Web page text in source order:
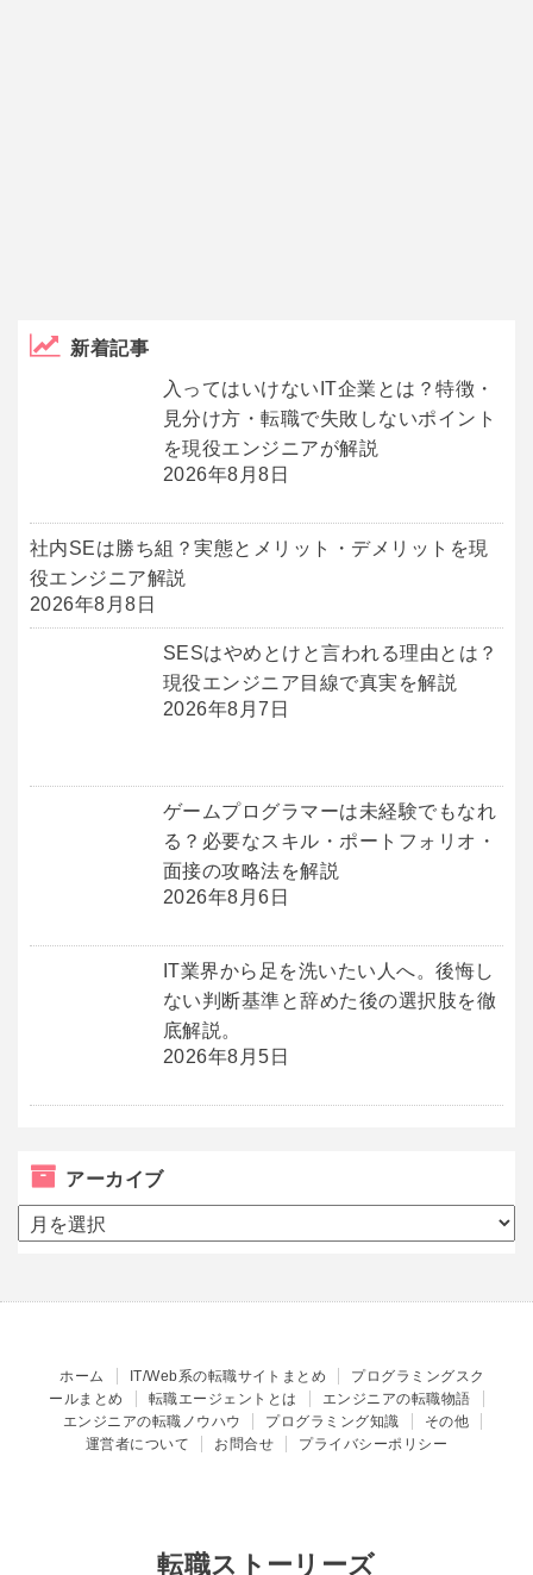
新着記事
入ってはいけないIT企業とは？特徴・
見分け方・転職で失敗しないポイント
を現役エンジニアが解説
2026年8月8日
社内SEは勝ち組？実態とメリット・デメリットを現
役エンジニア解説
2026年8月8日
SESはやめとけと言われる理由とは？
現役エンジニア目線で真実を解説
2026年8月7日
ゲームプログラマーは未経験でもなれ
る？必要なスキル・ポートフォリオ・
面接の攻略法を解説
2026年8月6日
IT業界から足を洗いたい人へ。後悔し
ない判断基準と辞めた後の選択肢を徹
底解説。
2026年8月5日
アーカイブ
ア
ー
ホーム IT/Web系の転職サイトまとめ
プログラミングスク
ールまとめ
転職エージェントとは
エンジニアの転職物語
エンジニアの転職ノウハウ
プログラミング知識
その他
運営者について
お問合せ プライバシーポリシー
転職ストーリーズ